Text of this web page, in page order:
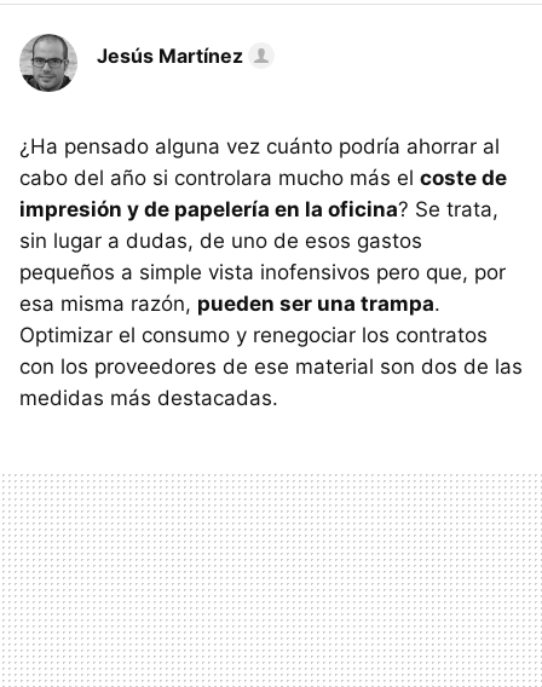
Jesús Martínez
¿Ha pensado alguna vez cuánto podría ahorrar al
cabo del año si controlara mucho más el coste de
impresión y de papelería en la oficina? Se trata,
sin lugar a dudas, de uno de esos gastos
pequeños a simple vista inofensivos pero que, por
esa misma razón, pueden ser una trampa.
Optimizar el consumo y renegociar los contratos
con los proveedores de ese material son dos de las
medidas más destacadas.